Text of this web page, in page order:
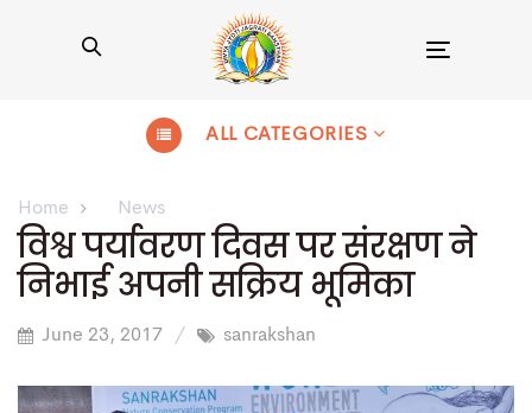
ALL CATEGORIES
Home News
विश्व पर्यावरण दिवस पर संरक्षण ने
निभाई अपनी सक्रिय भूमिका
June 23, 2017 sanrakshan